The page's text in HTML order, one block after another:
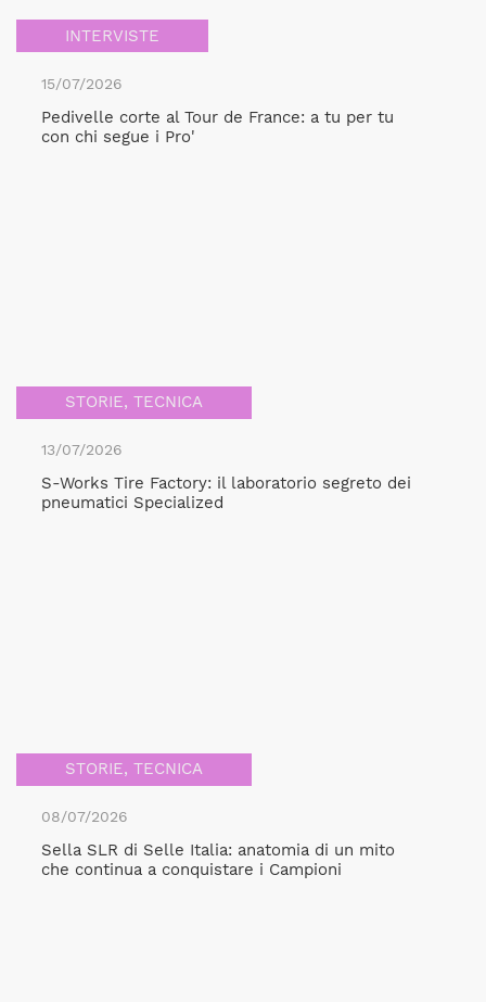
INTERVISTE
15/07/2026
Pedivelle corte al Tour de France: a tu per tu
con chi segue i Pro'
STORIE, TECNICA
13/07/2026
S-Works Tire Factory: il laboratorio segreto dei
pneumatici Specialized
STORIE, TECNICA
08/07/2026
Sella SLR di Selle Italia: anatomia di un mito
che continua a conquistare i Campioni